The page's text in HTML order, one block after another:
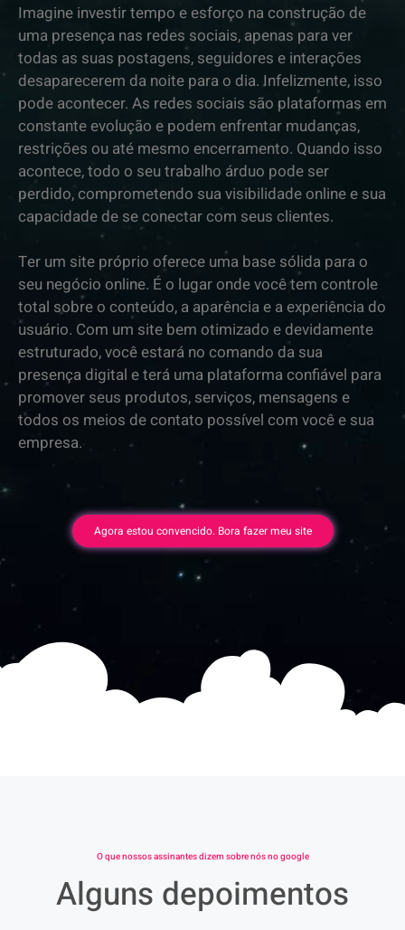
Imagine investir tempo e esforço na construção de
uma presença nas redes sociais, apenas para ver
todas as suas postagens, seguidores e interações
desaparecerem da noite para o dia. Infelizmente, isso
pode acontecer. As redes sociais são plataformas em
constante evolução e podem enfrentar mudanças,
restrições ou até mesmo encerramento. Quando isso
acontece, todo o seu trabalho árduo pode ser
perdido, comprometendo sua visibilidade online e sua
capacidade de se conectar com seus clientes.
Ter um site próprio oferece uma base sólida para o
seu negócio online. É o lugar onde você tem controle
total sobre o conteúdo, a aparência e a experiência do
usuário. Com um site bem otimizado e devidamente
estruturado, você estará no comando da sua
presença digital e terá uma plataforma confiável para
promover seus produtos, serviços, mensagens e
todos os meios de contato possível com você e sua
empresa.
Agora estou convencido. Bora fazer meu site
O que nossos assinantes dizem sobre nós no google
Alguns depoimentos